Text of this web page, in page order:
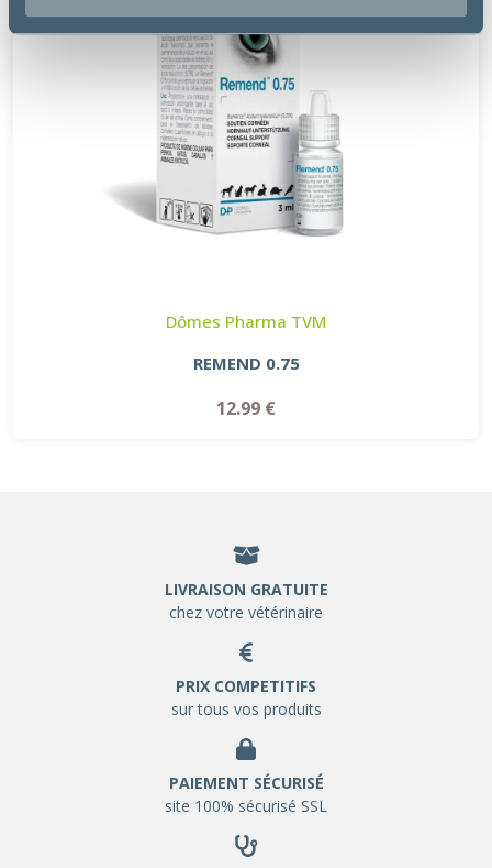
Dômes Pharma TVM
REMEND 0.75
12.99 €
LIVRAISON GRATUITE
chez votre vétérinaire
PRIX COMPETITIFS
sur tous vos produits
PAIEMENT SÉCURISÉ
site 100% sécurisé SSL